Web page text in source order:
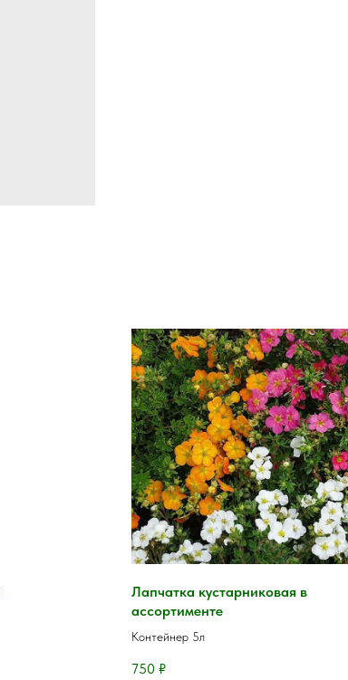
Лапчатка кустарниковая в
ассортименте
Контейнер 5л
750 ₽